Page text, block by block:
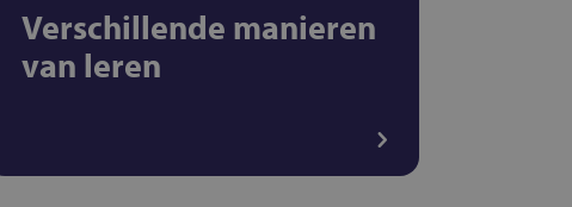
Verschillende manieren
van leren